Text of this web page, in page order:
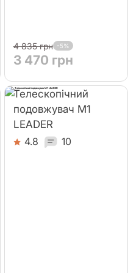
4 835 грн -5%
3 470 грн
Телескопічний
подовжувач M1
LEADER
4.8 10